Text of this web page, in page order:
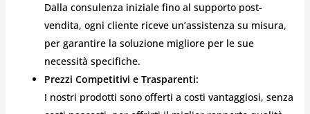
Dalla consulenza iniziale fino al supporto post-
vendita, ogni cliente riceve un’assistenza su misura,
per garantire la soluzione migliore per le sue
necessità specifiche.
Prezzi Competitivi e Trasparenti:
I nostri prodotti sono offerti a costi vantaggiosi, senza